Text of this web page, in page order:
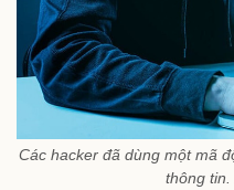
Các hacker đã dùng một mã
thông tin.